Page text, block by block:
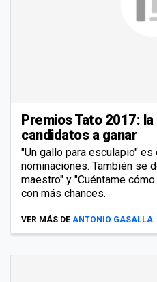
Premios Tato 2017:
candidatos a ganar
"Un gallo para esculapio"
nominaciones. También se
maestro" y "Cuéntame
con más chances.
VER MÁS DE ANTONIO GASALLA